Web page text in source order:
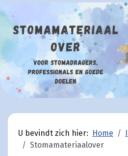
U bevindt zich hier: Home
Stomamateriaalover